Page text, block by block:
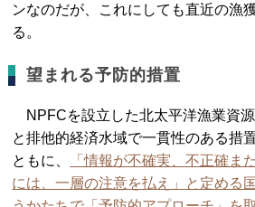
ンなのだが、これにしても直近の漁
る。
望まれる予防的措置
NPFCを設立した北太平洋漁業資
と排他的経済水域で一貫性のある措
ともに、
「情報が不確実、不正確ま
には、一層の注意を払え」と定める